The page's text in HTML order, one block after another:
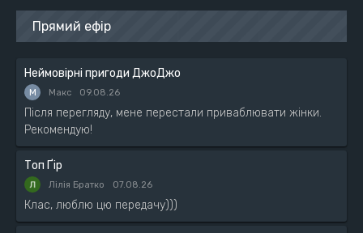
Прямий ефір
Неймовірні пригоди ДжоДжо
М Макс 09.08.26
Після перегляду, мене перестали приваблювати жінки.
Рекомендую!
Топ Ґір
Лілія Братко 07.08.26
Клас, люблю цю передачу)))